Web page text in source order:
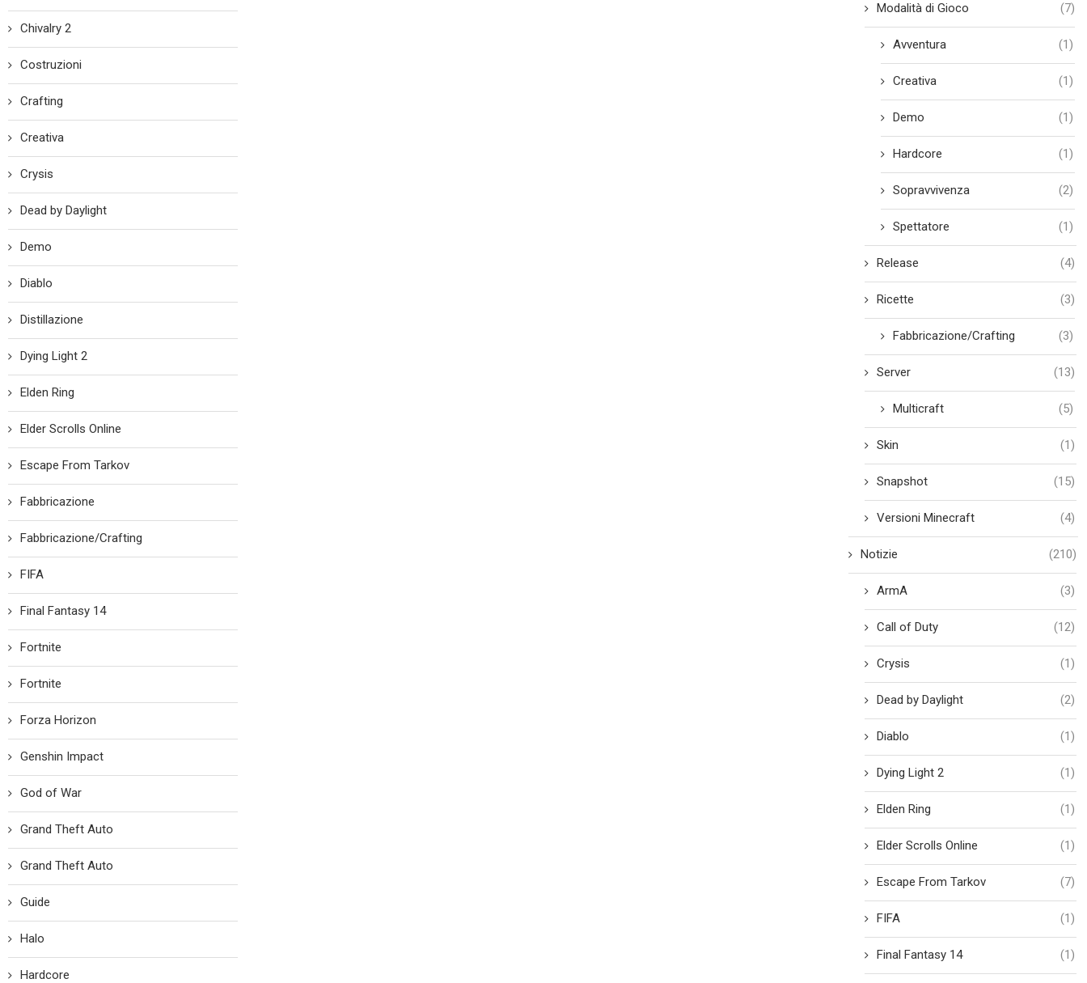
Modalità di Gioco (7)
Avventura (1)
Creativa (1)
Demo (1)
Hardcore (1)
Sopravvivenza (2)
Spettatore (1)
Release (4)
Ricette (3)
Fabbricazione/Crafting (3)
Server (13)
Multicraft (5)
Skin (1)
Snapshot (15)
Versioni Minecraft (4)
Notizie (210)
ArmA (3)
Call of Duty (12)
Crysis (1)
Dead by Daylight (2)
Diablo (1)
Dying Light 2 (1)
Elden Ring (1)
Elder Scrolls Online (1)
Escape From Tarkov (7)
FIFA (1)
Final Fantasy 14 (1)
Chivalry 2
Costruzioni
Crafting
Creativa
Crysis
Dead by Daylight
Demo
Diablo
Distillazione
Dying Light 2
Elden Ring
Elder Scrolls Online
Escape From Tarkov
Fabbricazione
Fabbricazione/Crafting
FIFA
Final Fantasy 14
Fortnite
Fortnite
Forza Horizon
Genshin Impact
God of War
Grand Theft Auto
Grand Theft Auto
Guide
Halo
Hardcore